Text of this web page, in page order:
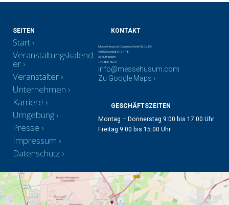
SEITEN
Start
Veranstaltungskalend
er
Veranstalter
Unternehmen
Karriere
Umgebung
Presse
Impressum
Datenschutz
KONTAKT
Messe Husum & Congress GmbH & Co. KG
Am Messeplatz 12 – 18
25813 Husum
+49 4841 902-0
info@messehusum.com
Zu Google Maps ›
GESCHÄFTSZEITEN
Montag – Donnerstag 9:00 bis 17:00 Uhr
Freitag 9:00 bis 15:00 Uhr